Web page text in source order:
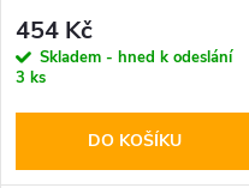
454 Kč
Skladem - hned k odeslání
3 ks
DO KOŠÍKU